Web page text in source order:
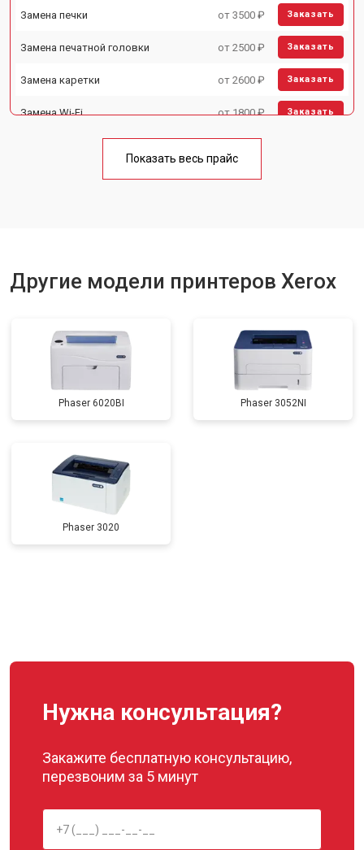
Замена печки от 3500 ₽ Заказать
Замена печатной головки от 2500 ₽ Заказать
Замена каретки от 2600 ₽ Заказать
Замена Wi-Fi от 1800 ₽ Заказать
от 2600 ₽
Показать весь прайс
Другие модели принтеров Xerox
Phaser 6020BI Phaser 3052NI
Phaser 3020
Нужна консультация?
Закажите бесплатную консультацию,
перезвоним за 5 минут